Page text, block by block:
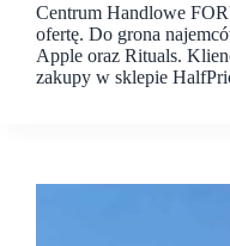
­Centrum Handlowe
ofertę. Do grona
Apple oraz Rituals.
zakupy w sklepie